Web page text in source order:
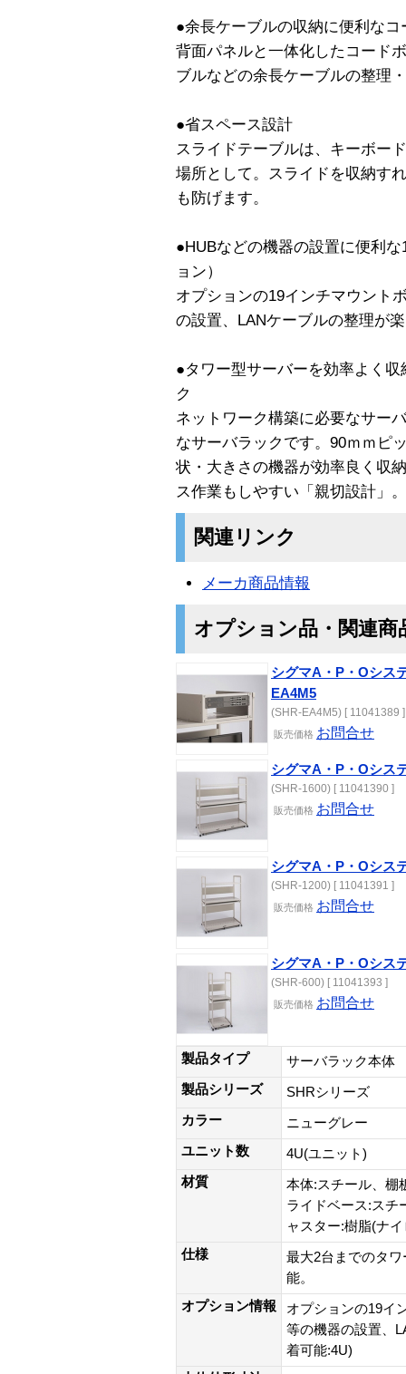
●余長ケーブルの収納に便利なコ
背面パネルと一体化したコード
ブルなどの余長ケーブルの整理
●省スペース設計
スライドテーブルは、キーボー
場所として。スライドを収納す
も防げます。
●HUBなどの機器の設置に便利
ョン）
オプションの19インチマウント
の設置、LANケーブルの整理が
●タワー型サーバーを効率よく
ク
ネットワーク構築に必要なサー
なサーバラックです。90ｍｍピ
状・大きさの機器が効率良く収
ス作業もしやすい「親切設計」。
関連リンク
メーカ商品情報
オプション品・関連商
シグマA・P・Oシス
EA4M5
(SHR-EA4M5) [ 11041389 ]
販売価格 お問合せ
シグマA・P・Oシス
(SHR-1600) [ 11041390 ]
販売価格 お問合せ
シグマA・P・Oシス
(SHR-1200) [ 11041391 ]
販売価格 お問合せ
シグマA・P・Oシス
(SHR-600) [ 11041393 ]
販売価格 お問合せ
製品タイプ
サーバラック本体
製品シリーズ
SHRシリーズ
カラー
ニューグレー
ユニット数
4U(ユニット)
材質
本体:スチール、棚
ライドベース:スチ
ャスター:樹脂(ナ
仕様
最大2台までのタ
能。
オプション情報
オプションの19イ
等の機器の設置、
着可能:4U)